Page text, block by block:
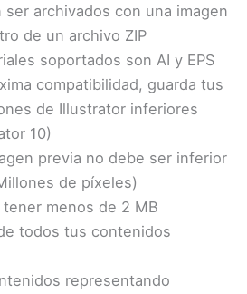
archivados con una imagen
de un archivo ZIP
soportados son AI y EPS
compatibilidad, guarda tus
de Illustrator inferiores
10)
previa no debe ser inferior
de píxeles)
menos de 2 MB
todos tus contenidos
representando